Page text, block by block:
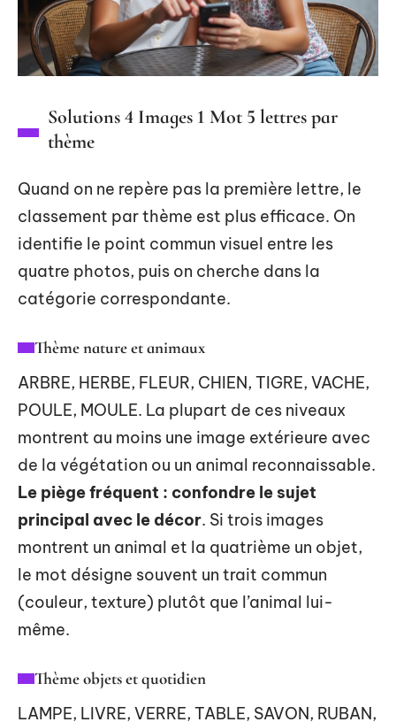
Solutions 4 Images 1 Mot 5 lettres par
thème
Quand on ne repère pas la première lettre, le
classement par thème est plus efficace. On
identifie le point commun visuel entre les
quatre photos, puis on cherche dans la
catégorie correspondante.
Thème nature et animaux
ARBRE, HERBE, FLEUR, CHIEN, TIGRE, VACHE,
POULE, MOULE. La plupart de ces niveaux
montrent au moins une image extérieure avec
de la végétation ou un animal reconnaissable.
Le piège fréquent : confondre le sujet
principal avec le décor. Si trois images
montrent un animal et la quatrième un objet,
le mot désigne souvent un trait commun
(couleur, texture) plutôt que l’animal lui-
même.
Thème objets et quotidien
LAMPE, LIVRE, VERRE, TABLE, SAVON, RUBAN,